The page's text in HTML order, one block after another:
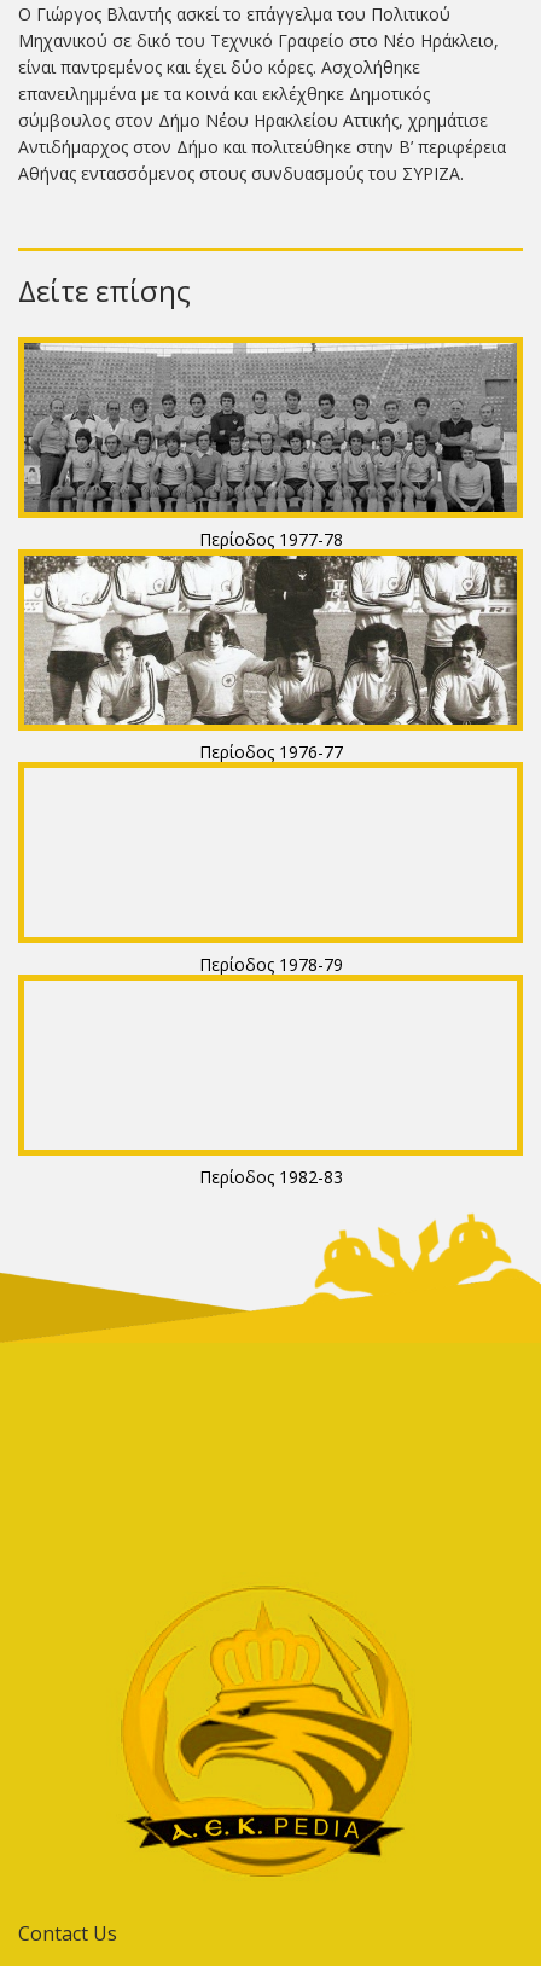
Ο Γιώργος Βλαντής ασκεί το επάγγελμα του Πολιτικού
Μηχανικού σε δικό του Τεχνικό Γραφείο στο Νέο Ηράκλειο,
είναι παντρεμένος και έχει δύο κόρες. Ασχολήθηκε
επανειλημμένα με τα κοινά και εκλέχθηκε Δημοτικός
σύμβουλος στον Δήμο Νέου Ηρακλείου Αττικής, χρημάτισε
Αντιδήμαρχος στον Δήμο και πολιτεύθηκε στην Β’ περιφέρεια
Αθήνας εντασσόμενος στους συνδυασμούς του ΣΥΡΙΖΑ.
Δείτε επίσης
Περίοδος 1977-78
Περίοδος 1976-77
Περίοδος 1978-79
Περίοδος 1982-83
Contact Us